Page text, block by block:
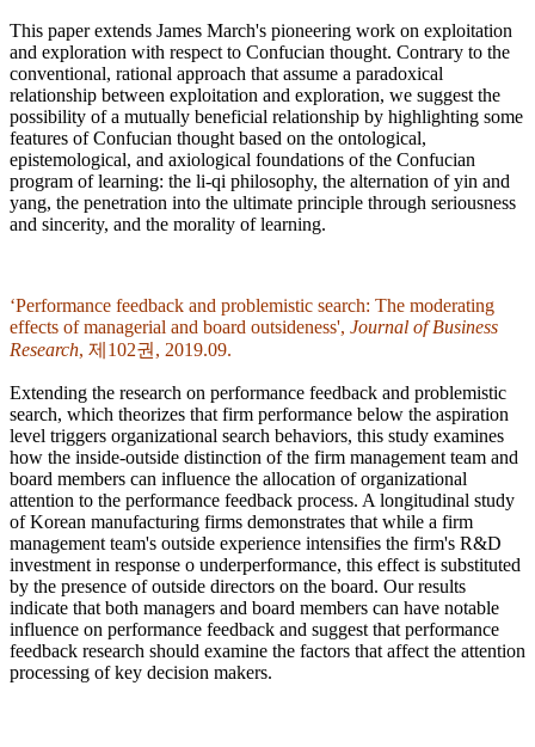
This paper extends James March's pioneering work on exploitation
and exploration with respect to Confucian thought. Contrary to the
conventional, rational approach that assume a paradoxical
relationship between exploitation and exploration, we suggest the
possibility of a mutually beneficial relationship by highlighting some
features of Confucian thought based on the ontological,
epistemological, and axiological foundations of the Confucian
program of learning: the li-qi philosophy, the alternation of yin and
yang, the penetration into the ultimate principle through seriousness
and sincerity, and the morality of learning.
‘Performance feedback and problemistic search: The moderating
effects of managerial and board outsideness', Journal of Business
Research, 제102권, 2019.09.
Extending the research on performance feedback and problemistic
search, which theorizes that firm performance below the aspiration
level triggers organizational search behaviors, this study examines
how the inside-outside distinction of the firm management team and
board members can influence the allocation of organizational
attention to the performance feedback process. A longitudinal study
of Korean manufacturing firms demonstrates that while a firm
management team's outside experience intensifies the firm's R&D
investment in response o underperformance, this effect is substituted
by the presence of outside directors on the board. Our results
indicate that both managers and board members can have notable
influence on performance feedback and suggest that performance
feedback research should examine the factors that affect the attention
processing of key decision makers.